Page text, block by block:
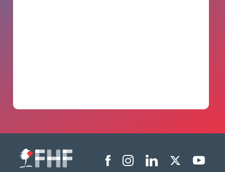
Menu liens sociaux